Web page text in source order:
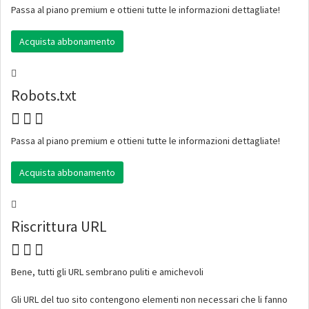
Passa al piano premium e ottieni tutte le informazioni dettagliate!
Acquista abbonamento
Robots.txt
Passa al piano premium e ottieni tutte le informazioni dettagliate!
Acquista abbonamento
Riscrittura URL
Bene, tutti gli URL sembrano puliti e amichevoli
Gli URL del tuo sito contengono elementi non necessari che li fanno